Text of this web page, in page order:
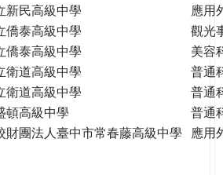
新民高級中學
應用
僑泰高級中學
觀光
僑泰高級中學
美容
衛道高級中學
普通
衛道高級中學
普通
頓高級中學
普通
財團法人臺中市常春藤高級中學 應用